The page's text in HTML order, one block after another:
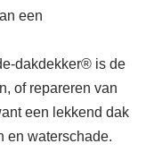
een
dakdekker® is de
of repareren van
een lekkend dak
en waterschade.